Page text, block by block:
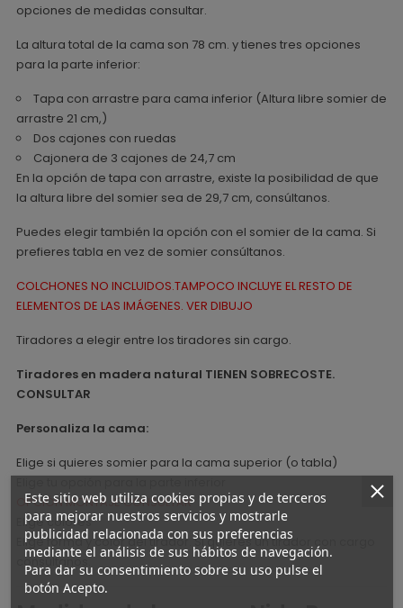
opciones de medidas consultar.
La altura total de la cama son 78 cm. y tienes tres opciones
para la parte inferior:
Tapa con arrastre para cama inferior (Altura libre somier de
arrastre 21 cm,)
Dos cajones con ruedas
Cajonera de 3 cajones de 24,7 cm
En la opción de tapa con arrastre, existe la posibilidad de que
la altura libre del somier sea de 29,7 cm, consúltanos.
Puedes elegir también la opción con el somier de la cama. Si
prefieres tabla en vez de somier consúltanos.
COLCHONES NO INCLUIDOS.TAMPOCO INCLUYE EL RESTO DE
ELEMENTOS DE LAS IMÁGENES. VER DIBUJO
Tiradores a elegir entre los tiradores sin cargo.
Tiradores en madera natural TIENEN SOBRECOSTE.
CONSULTAR
Personaliza la cama:
Elige si quieres somier para la cama superior (o tabla)
OPCIÓN MONTAJE CONSULTAR
Elige colores
Elige forma y color del tirador. Si quieres un tirador con cargo
consúltanos.
Este sitio web utiliza cookies propias y de terceros
para mejorar nuestros servicios y mostrarle
publicidad relacionada con sus preferencias
mediante el análisis de sus hábitos de navegación.
Para dar su consentimiento sobre su uso pulse el
botón Acepto.